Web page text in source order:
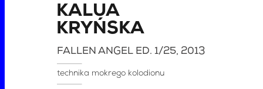
KALUA
KRYŃSKA
FALLEN ANGEL ED. 1/25, 2013
technika mokrego kolodionu